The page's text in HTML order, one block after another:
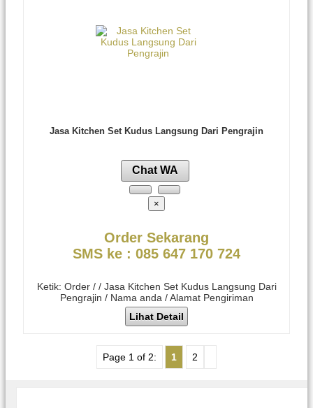
Jasa Kitchen Set Kudus Langsung Dari Pengrajin
Chat WA
×
Order Sekarang
SMS ke : 085 647 170 724
Ketik: Order / / Jasa Kitchen Set Kudus Langsung Dari
Pengrajin / Nama anda / Alamat Pengiriman
Lihat Detail
Page 1 of 2: 1 2